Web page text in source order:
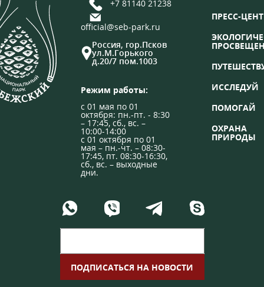
+7 81140 21238
official@seb-park.ru
Россия, гор.Псков
ул.М.Горького
д.20/7 пом.1003
Режим работы:
с 01 мая по 01
октября: пн.-пт. - 8:30
– 17:45, сб., вс. –
10:00-14:00
с 01 октября по 01
мая – пн.-чт. – 08:30-
17:45, пт. 08:30-16:30,
сб., вс. – выходные
дни.
ПРЕСС-
ИССЛЕДУЙ
ПОМОГАЙ
ОХРАНА
ПРИРОДЫ